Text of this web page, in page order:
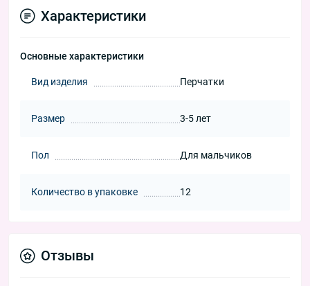
Характеристики
Основные характеристики
Вид изделия Перчатки
Размер 3-5 лет
Пол Для мальчиков
Количество в упаковке 12
Отзывы